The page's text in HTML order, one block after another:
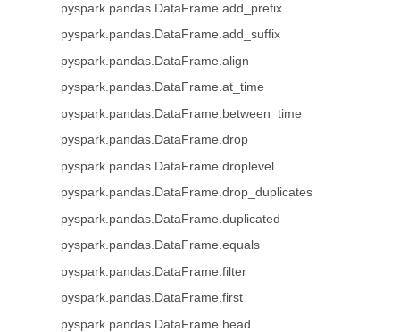
pyspark.pandas.DataFrame.add_prefix
pyspark.pandas.DataFrame.add_suffix
pyspark.pandas.DataFrame.align
pyspark.pandas.DataFrame.at_time
pyspark.pandas.DataFrame.between_time
pyspark.pandas.DataFrame.drop
pyspark.pandas.DataFrame.droplevel
pyspark.pandas.DataFrame.drop_duplicates
pyspark.pandas.DataFrame.duplicated
pyspark.pandas.DataFrame.equals
pyspark.pandas.DataFrame.filter
pyspark.pandas.DataFrame.first
pyspark.pandas.DataFrame.head